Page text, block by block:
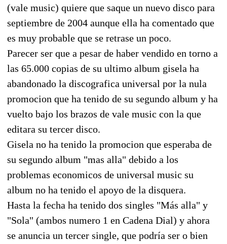
(vale music) quiere que saque un nuevo disco para
septiembre de 2004 aunque ella ha comentado que
es muy probable que se retrase un poco.
Parecer ser que a pesar de haber vendido en torno a
las 65.000 copias de su ultimo album gisela ha
abandonado la discografica universal por la nula
promocion que ha tenido de su segundo album y ha
vuelto bajo los brazos de vale music con la que
editara su tercer disco.
Gisela no ha tenido la promocion que esperaba de
su segundo album "mas alla" debido a los
problemas economicos de universal music su
album no ha tenido el apoyo de la disquera.
Hasta la fecha ha tenido dos singles "Más alla" y
"Sola" (ambos numero 1 en Cadena Dial) y ahora
se anuncia un tercer single, que podría ser o bien